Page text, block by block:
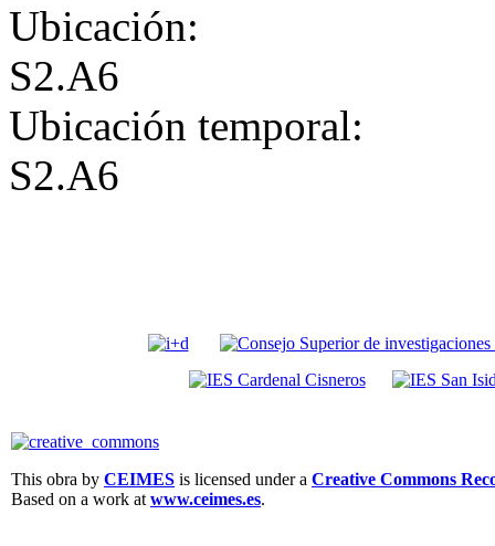
Ubicación:
S2.A6
Ubicación temporal:
S2.A6
This obra by CEIMES is licensed under a Creative Commons
Based on a work at www.ceimes.es.